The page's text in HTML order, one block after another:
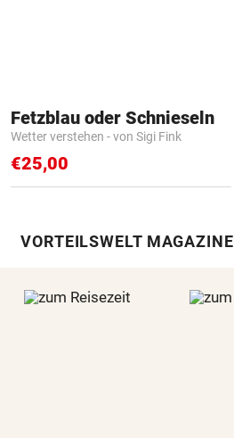
Fetzblau oder Schnieseln
Wetter verstehen - von Sigi Fink
€25,00
VORTEILSWELT MAGAZINE